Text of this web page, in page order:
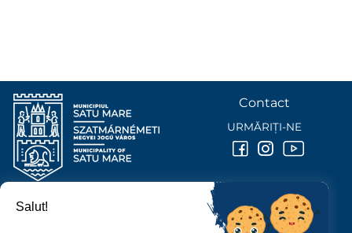
PRIMĂRIA MUNICIPIULUI
Contact
URMĂRIȚI-NE
Salut!